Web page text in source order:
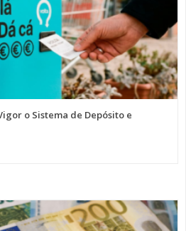
o Sistema de Depósito e